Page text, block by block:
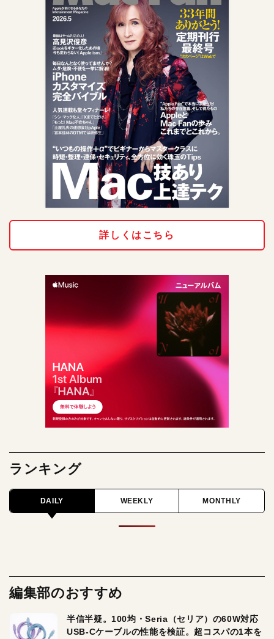
詳しくはこちら
ランキング
DAILY WEEKLY MONTHLY
編集部のおすすめ
半信半疑。100均・Seria（セリア）の60W対応
USB-Cケーブルの性能を検証。超コスパの1本を